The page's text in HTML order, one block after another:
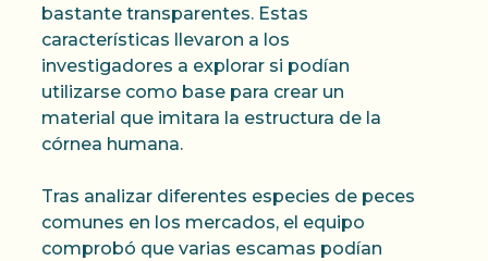
bastante transparentes. Estas
características llevaron a los
investigadores a explorar si podían
utilizarse como base para crear un
material que imitara la estructura de la
córnea humana.
Tras analizar diferentes especies de peces
comunes en los mercados, el equipo
comprobó que varias escamas podían